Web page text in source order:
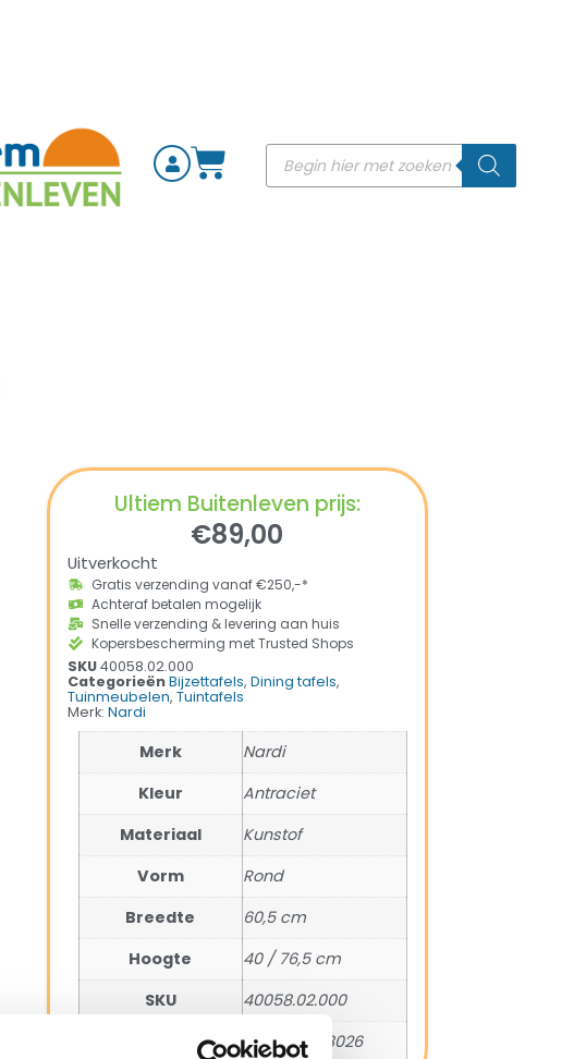
Ultiem Buitenleven prijs:
€89,00
Uitverkocht
Gratis verzending vanaf €250,-*
Achteraf betalen mogelijk
Snelle verzending & levering aan huis
Kopersbescherming met Trusted Shops
SKU40058.02.000
CategorieënBijzettafels, Dining tafels,
Tuinmeubelen, Tuintafels
Merk: Nardi
Merk
Nardi
Kleur
Antraciet
Materiaal
Kunstof
Vorm
Rond
Breedte
60,5 cm
Hoogte
40 / 76,5 cm
SKU
40058.02.000
8010352058026